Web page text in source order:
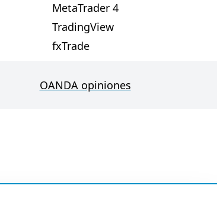
MetaTrader 4
TradingView
fxTrade
OANDA opiniones